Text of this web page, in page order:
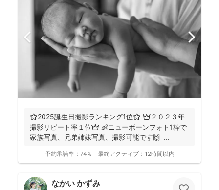
⭐️2025誕生日撮影ランキング1位⭐️ 👑２０２３年
撮影リピート率１位👑 👶ニューボーンフォト1枠で
家族写真、兄弟姉妹写真、撮影可能です🙌 ...
予約承諾率： 74% 最終アクティブ： 12時間以内
なかい かずみ